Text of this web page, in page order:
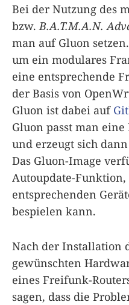
Bei der Nutzung des
bzw. B.A.T.M.A.N.
man auf Gluon
um ein modulares
eine entsprechende
der Basis von
Gluon ist dabei auf
Gluon passt man
und erzeugt sich
Das Gluon-Image
Autoupdate-
entsprechenden
bespielen kann.
Nach der Installation
gewünschten
eines Freifunk-
sagen, dass die